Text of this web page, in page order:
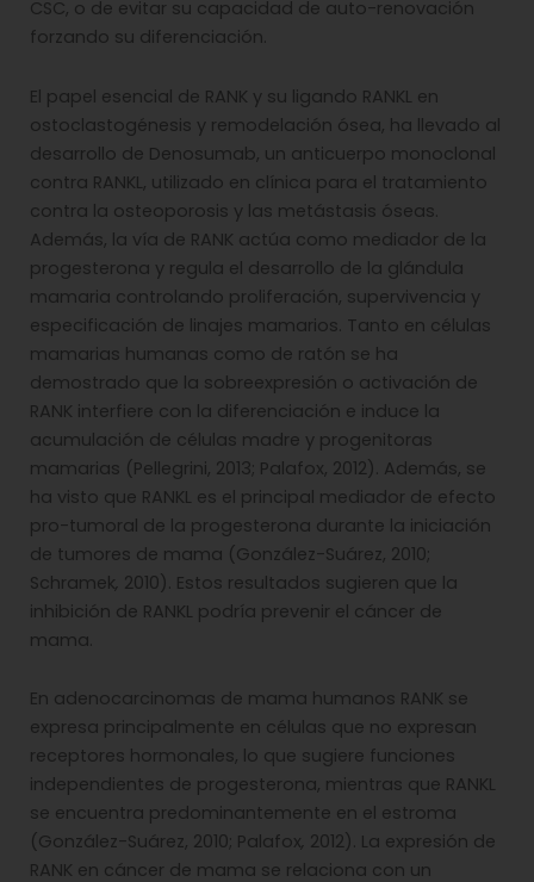
CSC, o de evitar su capacidad de auto-renovación
forzando su diferenciación.
El papel esencial de RANK y su ligando RANKL en
ostoclastogénesis y remodelación ósea, ha llevado al
desarrollo de Denosumab, un anticuerpo monoclonal
contra RANKL, utilizado en clínica para el tratamiento
contra la osteoporosis y las metástasis óseas.
Además, la vía de RANK actúa como mediador de la
progesterona y regula el desarrollo de la glándula
mamaria controlando proliferación, supervivencia y
especificación de linajes mamarios. Tanto en células
mamarias humanas como de ratón se ha
demostrado que la sobreexpresión o activación de
RANK interfiere con la diferenciación e induce la
acumulación de células madre y progenitoras
mamarias (Pellegrini, 2013; Palafox, 2012). Además, se
ha visto que RANKL es el principal mediador de efecto
pro-tumoral de la progesterona durante la iniciación
de tumores de mama (González-Suárez, 2010;
Schramek, 2010). Estos resultados sugieren que la
inhibición de RANKL podría prevenir el cáncer de
mama.
En adenocarcinomas de mama humanos RANK se
expresa principalmente en células que no expresan
receptores hormonales, lo que sugiere funciones
independientes de progesterona, mientras que RANKL
se encuentra predominantemente en el estroma
(González-Suárez, 2010; Palafox, 2012). La expresión de
RANK en cáncer de mama se relaciona con un